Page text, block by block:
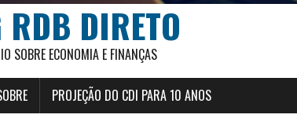
RDB DIRETO
SOBRE ECONOMIA E FINANÇAS
PROJEÇÃO DO CDI PARA 10 ANOS